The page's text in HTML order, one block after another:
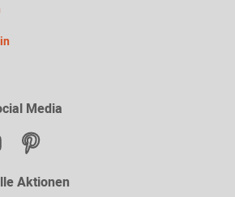
Media
Aktionen